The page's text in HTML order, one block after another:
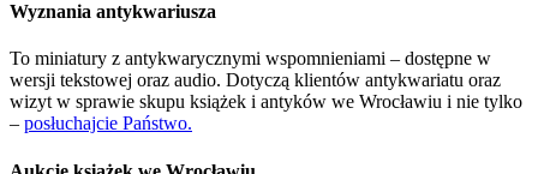
Wyznania antykwariusza
To miniatury z antykwarycznymi wspomnieniami – dostępne w
wersji tekstowej oraz audio. Dotyczą klientów antykwariatu oraz
wizyt w sprawie skupu książek i antyków we Wrocławiu i nie tylko
– posłuchajcie Państwo.